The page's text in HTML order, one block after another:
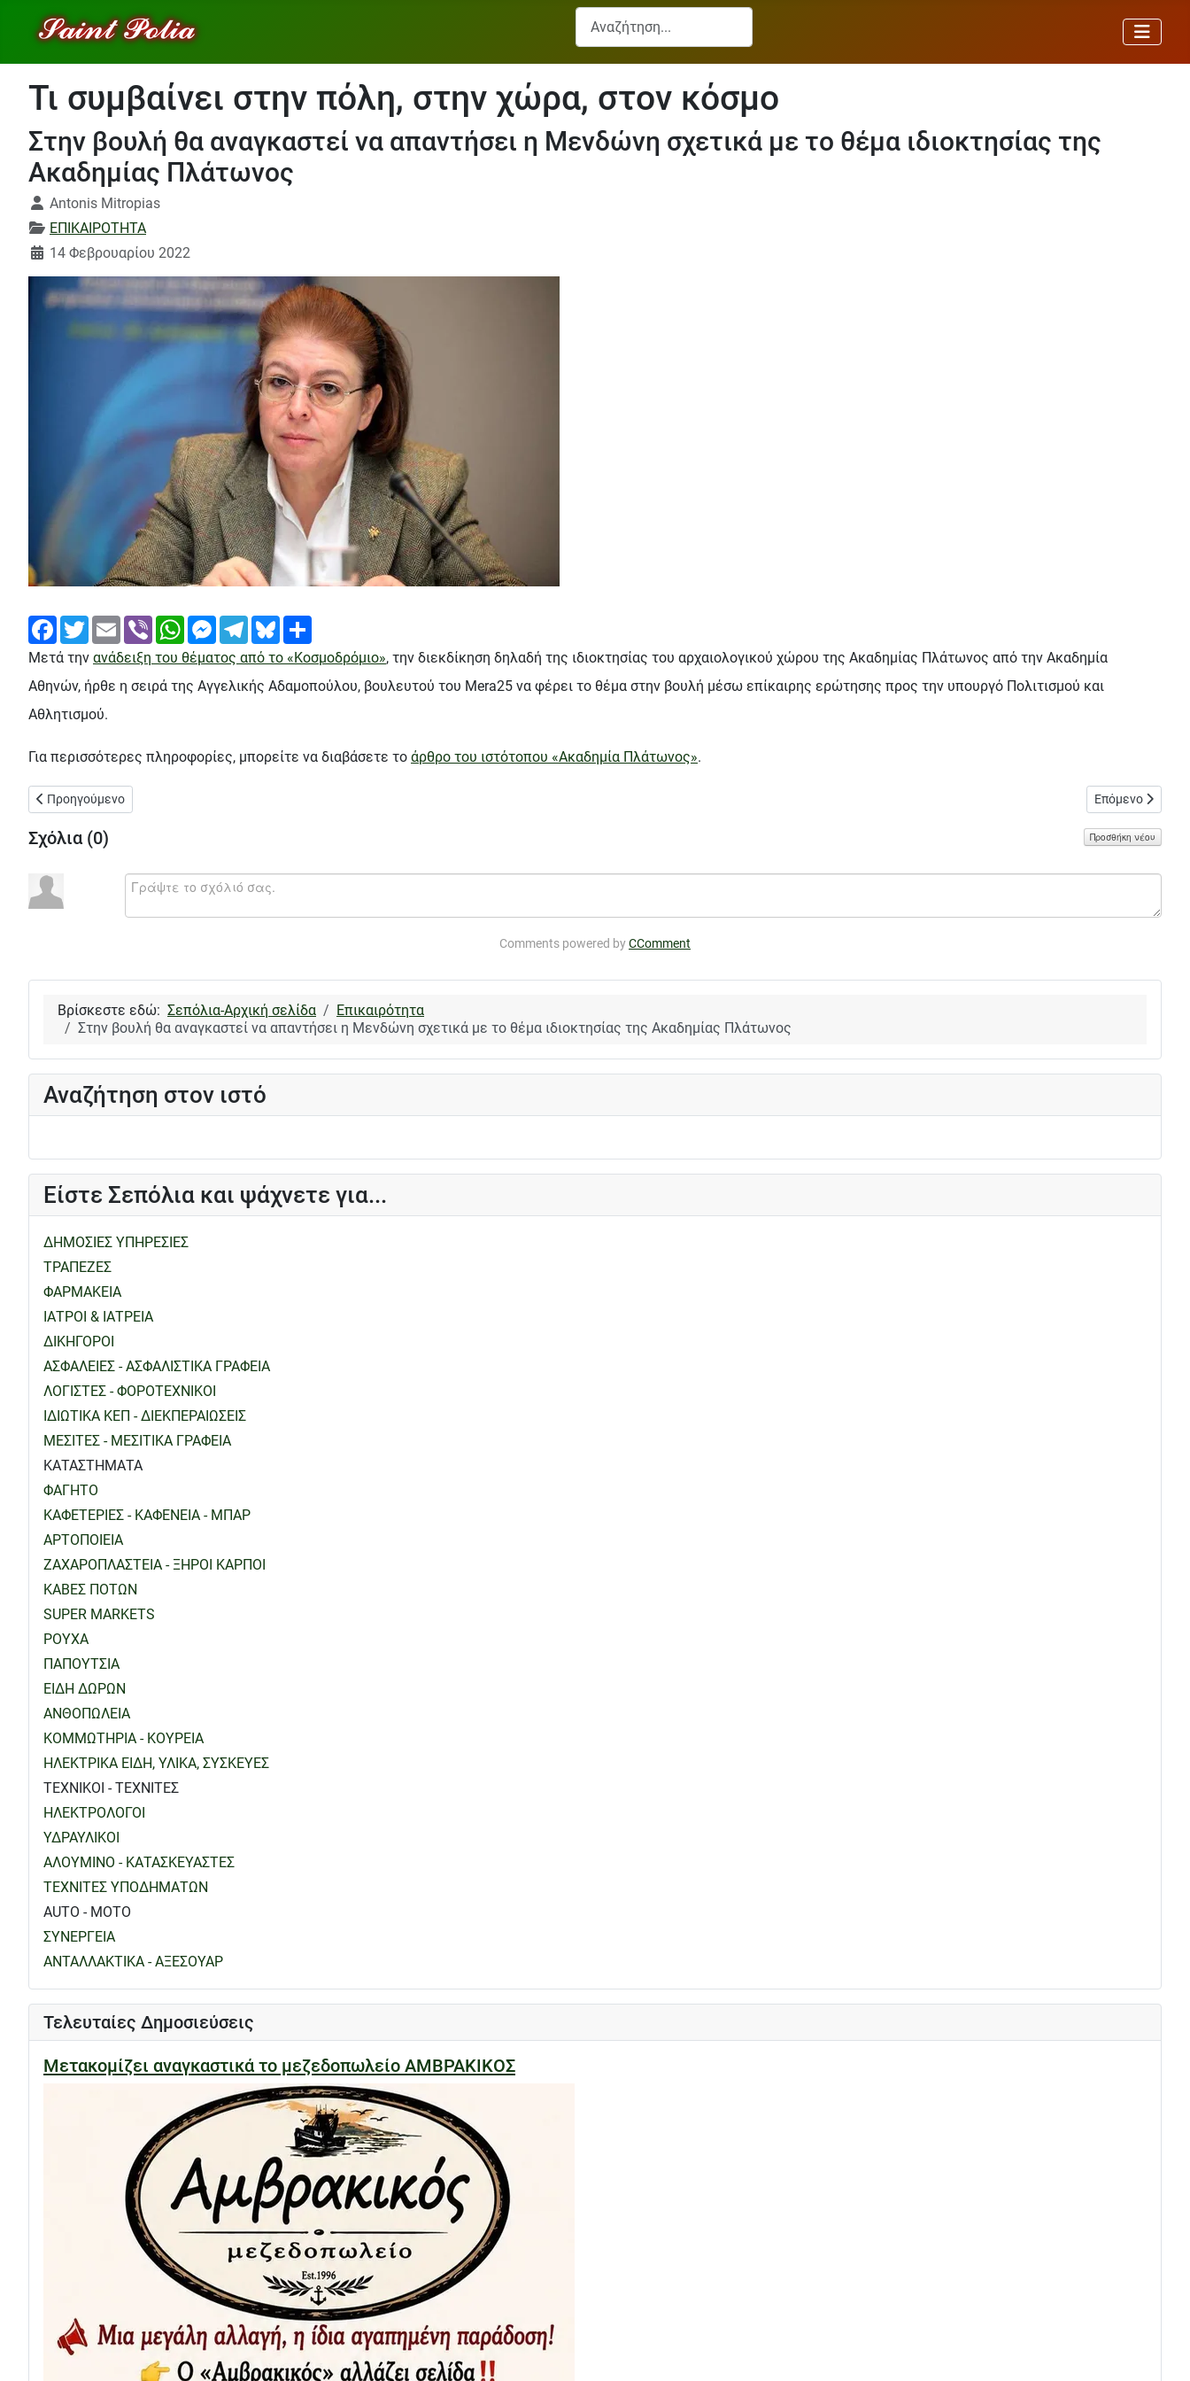
Αναζήτηση...
Αναζήτηση στον ιστό
Είστε Σεπόλια και ψάχνετε για...
ΔΗΜΟΣΙΕΣ ΥΠΗΡΕΣΙΕΣ
ΤΡΑΠΕΖΕΣ
ΦΑΡΜΑΚΕΙΑ
ΙΑΤΡΟΙ & ΙΑΤΡΕΙΑ
ΔΙΚΗΓΟΡΟΙ
ΑΣΦΑΛΕΙΕΣ - ΑΣΦΑΛΙΣΤΙΚΑ ΓΡΑΦΕΙΑ
ΛΟΓΙΣΤΕΣ - ΦΟΡΟΤΕΧΝΙΚΟΙ
ΙΔΙΩΤΙΚΑ ΚΕΠ - ΔΙΕΚΠΕΡΑΙΩΣΕΙΣ
ΜΕΣΙΤΕΣ - ΜΕΣΙΤΙΚΑ ΓΡΑΦΕΙΑ
ΚΑΤΑΣΤΗΜΑΤΑ
ΦΑΓΗΤΟ
ΚΑΦΕΤΕΡΙΕΣ - ΚΑΦΕΝΕΙΑ - ΜΠΑΡ
ΑΡΤΟΠΟΙΕΙΑ
ΖΑΧΑΡΟΠΛΑΣΤΕΙΑ - ΞΗΡΟΙ ΚΑΡΠΟΙ
ΚΑΒΕΣ ΠΟΤΩΝ
SUPER MARKETS
ΡΟΥΧΑ
ΠΑΠΟΥΤΣΙΑ
ΕΙΔΗ ΔΩΡΩΝ
ΑΝΘΟΠΩΛΕΙΑ
ΚΟΜΜΩΤΗΡΙΑ - ΚΟΥΡΕΙΑ
ΗΛΕΚΤΡΙΚΑ ΕΙΔΗ, ΥΛΙΚΑ, ΣΥΣΚΕΥΕΣ
ΤΕΧΝΙΚΟΙ - ΤΕΧΝΙΤΕΣ
ΗΛΕΚΤΡΟΛΟΓΟΙ
ΥΔΡΑΥΛΙΚΟΙ
ΑΛΟΥΜΙΝΟ - ΚΑΤΑΣΚΕΥΑΣΤΕΣ
ΤΕΧΝΙΤΕΣ ΥΠΟΔΗΜΑΤΩΝ
AUTO - MOTO
ΣΥΝΕΡΓΕΙΑ
ΑΝΤΑΛΛΑΚΤΙΚΑ - ΑΞΕΣΟΥΑΡ
Τελευταίες Δημοσιεύσεις
Μετακομίζει αναγκαστικά το μεζεδοπωλείο ΑΜΒΡΑΚΙΚΟΣ
Τι συμβαίνει στην πόλη, στην χώρα, στον κόσμο
Στην βουλή θα αναγκαστεί να απαντήσει η Μενδώνη σχετικά με το θέμα ιδιοκτησίας της
Ακαδημίας Πλάτωνος
Λεπτομέρειες
Antonis Mitropias
ΕΠΙΚΑΙΡΟΤΗΤΑ
14 Φεβρουαρίου 2022
FacebookTwitterEmail Viber WhatsAppMessengerTelegramBluesky
Μετά την ανάδειξη του θέματος από το «Κοσμοδρόμιο», την διεκδίκηση δηλαδή της ιδιοκτησίας του αρχαιολογικού χώρου της Ακαδημίας Πλάτωνος από την Ακαδημία
Αθηνών, ήρθε η σειρά της Αγγελικής Αδαμοπούλου, βουλευτού του Mera25 να φέρει το θέμα στην βουλή μέσω επίκαιρης ερώτησης προς την υπουργό Πολιτισμού και
Αθλητισμού.
Για περισσότερες πληροφορίες, μπορείτε να διαβάσετε το άρθρο του ιστότοπου «Ακαδημία Πλάτωνος».
Προηγούμενο άρθρο: Μείωση κατά μία ώρα του ωραρίου μουσικής στα καταστήματα εστίασης
Προηγούμενο Επόμενο άρθρο:
Επόμενο
Σχόλια (0) Προσθήκη νέου
Comments powered byCComment
Βρίσκεστε εδώ: Σεπόλια-Αρχική σελίδα
Επικαιρότητα
Στην βουλή θα αναγκαστεί να απαντήσει η Μενδώνη σχετικά με το θέμα ιδιοκτησίας της Ακαδημίας Πλάτωνος